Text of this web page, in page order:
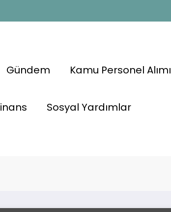
Gündem Kamu Personel Alımı
Sosyal Yardımlar